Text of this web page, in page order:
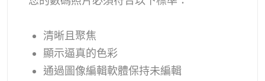
清晰且聚焦
顯示逼真的色彩
通過圖像編輯軟體保持未編輯